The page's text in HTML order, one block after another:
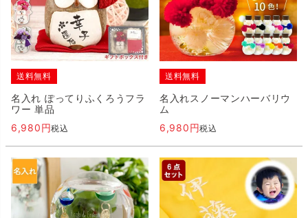
送料無料
名入れ ぽってりふくろうフラ
ワー 単品
6,980
税込
送料無料
名入れスノーマンハーバリウ
ム
6,980
税込